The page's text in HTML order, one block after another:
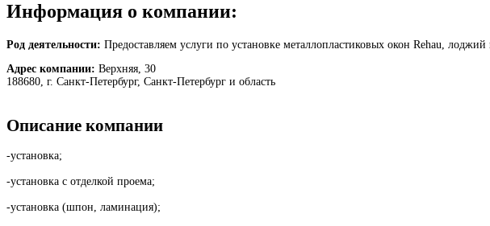
Информация о компании:
Род деятельности: Предоставляем услуги по установке металлопластиковых окон Rehau,
Адрес компании: Верхняя, 30
188680, г. Санкт-Петербург, Санкт-Петербург и область
Описание компании
-установка;
-установка с отделкой проема;
-установка (шпон, ламинация);